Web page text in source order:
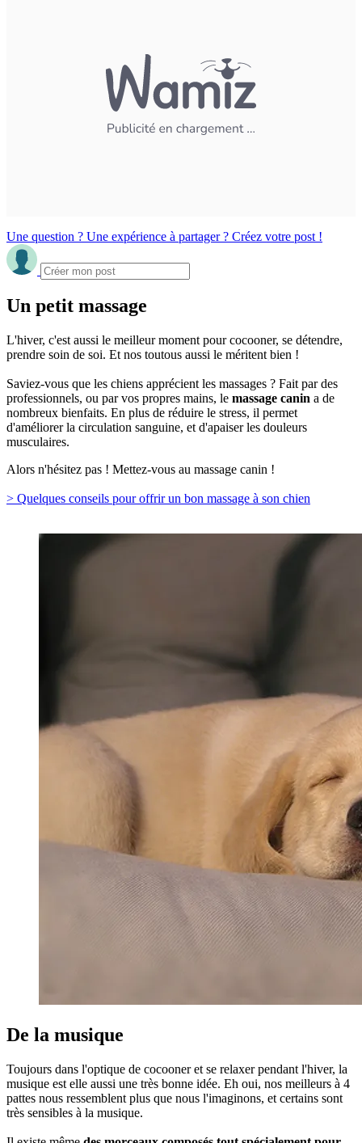
Une question ? Une expérience à partager ? Créez votre post !
Un petit massage
L'hiver, c'est aussi le meilleur moment pour cocooner, se détendre,
prendre soin de soi. Et nos toutous aussi le méritent bien !
Saviez-vous que les chiens apprécient les massages ? Fait par des
professionnels, ou par vos propres mains, le massage canin a de
nombreux bienfaits. En plus de réduire le stress, il permet
d'améliorer la circulation sanguine, et d'apaiser les douleurs
musculaires.
Alors n'hésitez pas ! Mettez-vous au massage canin !
> Quelques conseils pour offrir un bon massage à son chien
De la musique
Toujours dans l'optique de cocooner et se relaxer pendant l'hiver, la
musique est elle aussi une très bonne idée. Eh oui, nos meilleurs à 4
pattes nous ressemblent plus que nous l'imaginons, et certains sont
très sensibles à la musique.